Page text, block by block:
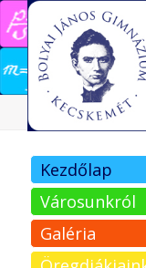
Dokumentumok
Felvételizőknek
Pályázatok
Tehetségpont
Közérdekű
Kezdőlap
Városunkról
Galéria